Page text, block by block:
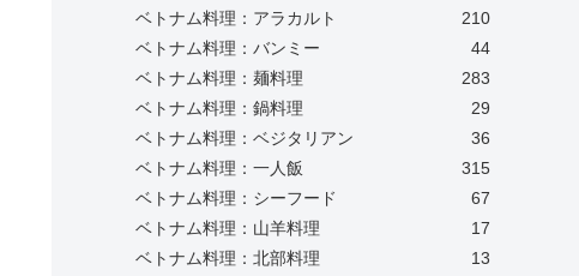
ベトナム料理：アラカルト
210
ベトナム料理：バンミー
44
ベトナム料理：麺料理
283
ベトナム料理：鍋料理
29
ベトナム料理：ベジタリアン
36
ベトナム料理：一人飯
315
ベトナム料理：シーフード
67
ベトナム料理：山羊料理
17
ベトナム料理：北部料理
13